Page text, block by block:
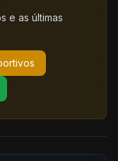
e as últimas